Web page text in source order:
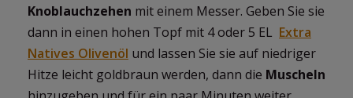
Knoblauchzehen mit einem Messer. Geben Sie sie
dann in einen hohen Topf mit 4 oder 5 EL Extra
Natives Olivenöl und lassen Sie sie auf niedriger
Hitze leicht goldbraun werden, dann die Muscheln